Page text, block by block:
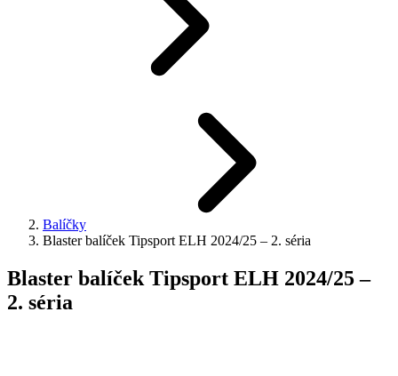
Balíčky
Blaster balíček Tipsport ELH 2024/25 – 2. séria
Blaster balíček Tipsport ELH 2024/25 –
2. séria